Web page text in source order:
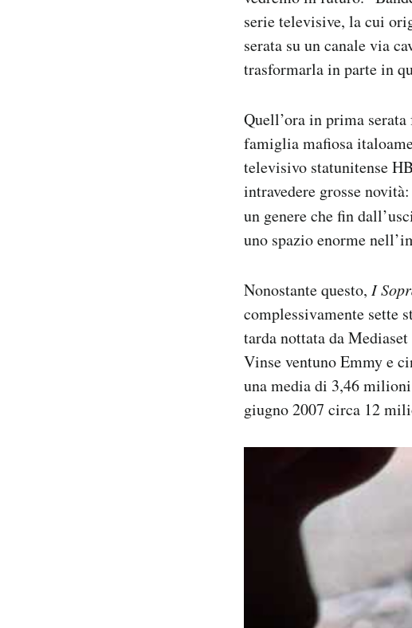
serie televisive, la cui
serata su un canale via
trasformarla in parte in
Quell’ora in prima
famiglia mafiosa
televisivo statunitense
intravedere grosse
un genere che fin
uno spazio enorme
Nonostante questo, I
complessivamente sette
tarda nottata da
Vinse ventuno Emmy e
una media di 3,46
giugno 2007 circa 12